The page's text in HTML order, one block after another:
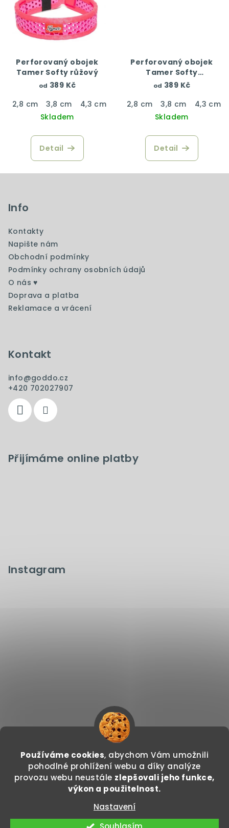
Používáme cookies, abychom Vám umožnili
pohodlné prohlížení webu a díky analýze
provozu webu neustále zlepšovali jeho funkce,
výkon a použitelnost.
Nastavení
Perforovaný obojek
Tamer Softy růžový
od 389 Kč
2,8 cm
3,8 cm
4,3 cm
Skladem
Detail
Perforovaný obojek
Tamer Softy
černý/růžový
od 389 Kč
2,8 cm
3,8 cm
4,3 cm
Skladem
Detail
Info
Kontakty
Napište nám
Obchodní podmínky
Podmínky ochrany osobních údajů
O nás ♥️
Doprava a platba
Reklamace a vrácení
Kontakt
info@goddo.cz
+420 702027907
Přijímáme online platby
Instagram
Sledovat na Instagramu
Copyright 2026GODDO.CZ. Všechna práva
vyhrazena.
Vytvořil Shoptet